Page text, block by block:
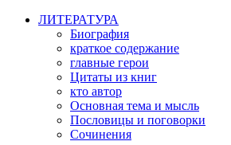
ЛИТЕРАТУРА
Биография
краткое содержание
главные герои
Цитаты из книг
кто автор
Основная тема и мысль
Пословицы и поговорки
Сочинения